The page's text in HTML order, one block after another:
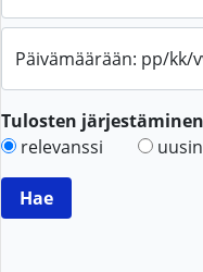
Päivämäärään: pp/kk/
Tulosten
relevanssi
uusin